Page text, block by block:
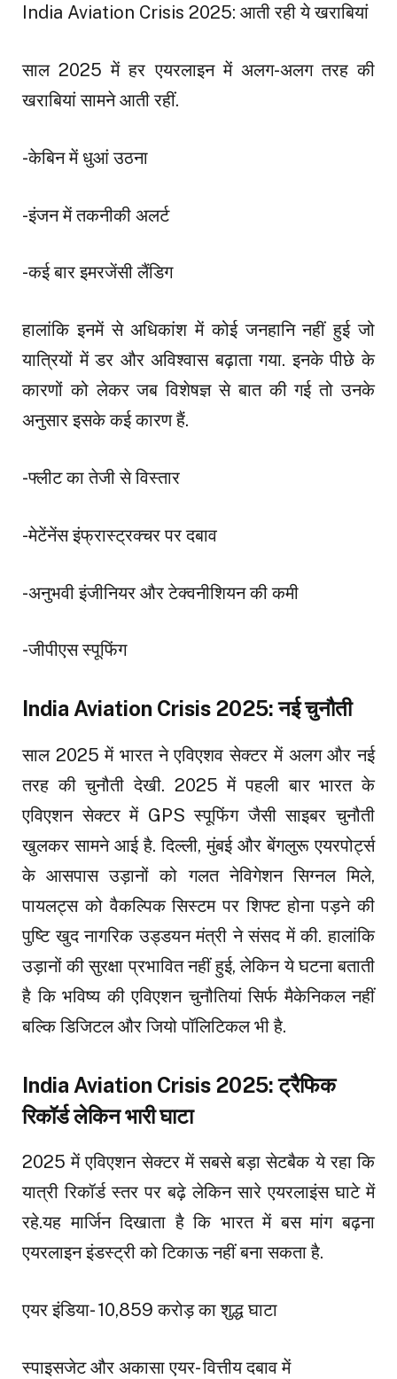
India Aviation Crisis 2025: आती रही ये खराबियां
साल 2025 में हर एयरलाइन में अलग-अलग तरह की
खराबियां सामने आती रहीं.
-केबिन में धुआं उठना
-इंजन में तकनीकी अलर्ट
-कई बार इमरजेंसी लैंडिग
हालांकि इनमें से अधिकांश में कोई जनहानि नहीं हुई जो
यात्रियों में डर और अविश्वास बढ़ाता गया. इनके पीछे के
कारणों को लेकर जब विशेषज्ञ से बात की गई तो उनके
अनुसार इसके कई कारण हैं.
-फ्लीट का तेजी से विस्तार
-मेटेंनेंस इंफ्रास्ट्रक्चर पर दबाव
-अनुभवी इंजीनियर और टेक्वनीशियन की कमी
-जीपीएस स्पूफिंग
India Aviation Crisis 2025: नई चुनौती
साल 2025 में भारत ने एविएशव सेक्टर में अलग और नई
तरह की चुनौती देखी. 2025 में पहली बार भारत के
एविएशन सेक्टर में GPS स्पूफिंग जैसी साइबर चुनौती
खुलकर सामने आई है. दिल्ली, मुंबई और बेंगलुरू एयरपोर्ट्स
के आसपास उड़ानों को गलत नेविगेशन सिग्नल मिले,
पायलट्स को वैकल्पिक सिस्टम पर शिफ्ट होना पड़ने की
पुष्टि खुद नागरिक उड्डयन मंत्री ने संसद में की. हालांकि
उड़ानों की सुरक्षा प्रभावित नहीं हुई, लेकिन ये घटना बताती
है कि भविष्य की एविएशन चुनौतियां सिर्फ मैकेनिकल नहीं
बल्कि डिजिटल और जियो पॉलिटिकल भी है.
India Aviation Crisis 2025: ट्रैफिक
रिकॉर्ड लेकिन भारी घाटा
2025 में एविएशन सेक्टर में सबसे बड़ा सेटबैक ये रहा कि
यात्री रिकॉर्ड स्तर पर बढ़े लेकिन सारे एयरलाइंस घाटे में
रहे.यह मार्जिन दिखाता है कि भारत में बस मांग बढ़ना
एयरलाइन इंडस्ट्री को टिकाऊ नहीं बना सकता है.
एयर इंडिया- 10,859 करोड़ का शुद्ध घाटा
स्पाइसजेट और अकासा एयर- वित्तीय दबाव में